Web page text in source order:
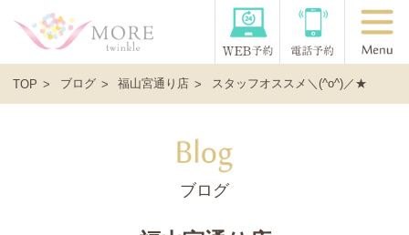
TOP ブログ 福山宮通り店 スタッフオススメ＼(^o^)／★
ブログ